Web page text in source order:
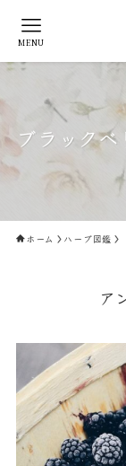
MENU
ブラックベ
ホーム ハーブ図鑑
ア